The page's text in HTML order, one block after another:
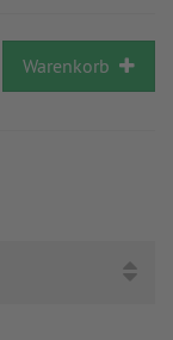
Warenkorb